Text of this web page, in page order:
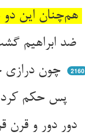
ضد ابراهیم گشت و خصم او ** وآن دو لشکر کین‌گزار و جنگ‌جو
2160
دور دور و قرن قرن این دو فریق ** تا به فرعون و به موسی شفیق